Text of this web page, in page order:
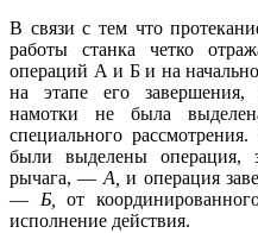
В связи с тем что
работы станка четко
операций А и Б и на
на этапе его завершения,
намотки не была
специального
были выделены операция,
рычага, — А,и операция
— Б,от
исполнение действия.